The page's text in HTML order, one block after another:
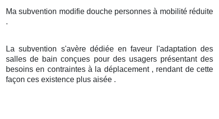
Ma subvention modifie douche personnes à mobilité réduite
.
La subvention s'avère dédiée en faveur l'adaptation des
salles de bain conçues pour des usagers présentant des
besoins en contraintes à la déplacement , rendant de cette
façon ces existence plus aisée .